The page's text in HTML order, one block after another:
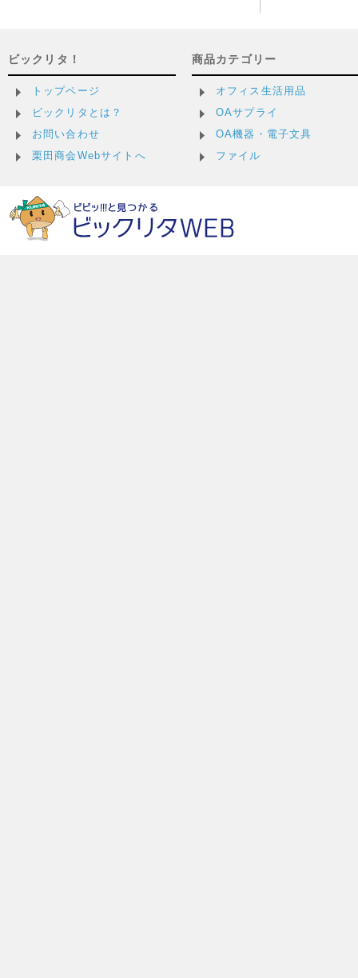
ビックリタ！
トップページ
ビックリタとは？
お問い合わせ
栗田商会Webサイトへ
商品カテゴリー
オフィス生活用品
OAサプライ
OA機器・電子文具
ファイル